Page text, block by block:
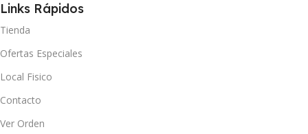
Links Rápidos
Tienda
Ofertas Especiales
Local Fisico
Contacto
Ver Orden